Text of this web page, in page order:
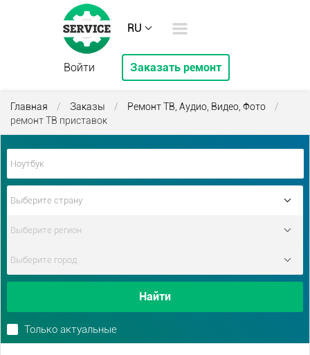
RU
Войти Заказать ремонт
Главная / Заказы / Ремонт ТВ, Аудио, Видео, Фото
/
ремонт ТВ приставок
Найти
Только актуальные